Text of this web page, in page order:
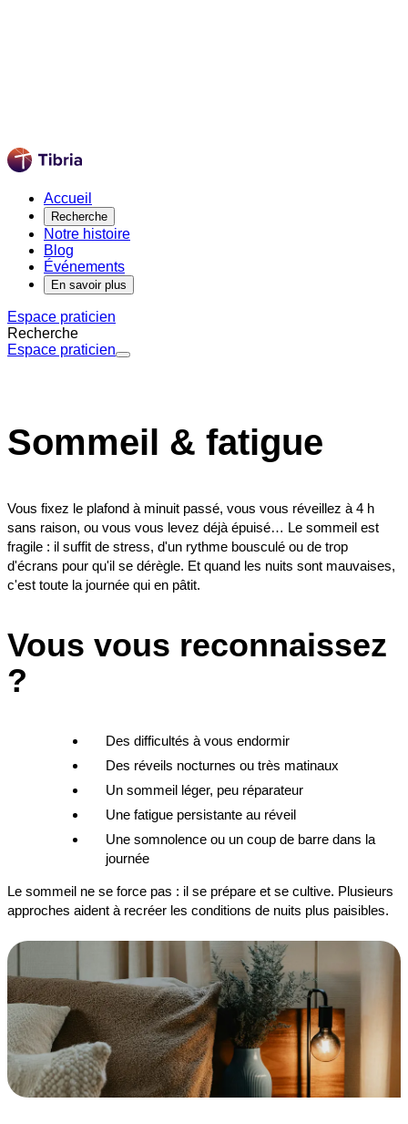
Accueil
Recherche
Notre histoire
Blog
Événements
En savoir plus
Espace praticien
Recherche
Espace praticien
Sommeil & fatigue
Vous fixez le plafond à minuit passé, vous vous réveillez à 4 h
sans raison, ou vous vous levez déjà épuisé… Le sommeil est
fragile : il suffit de stress, d'un rythme bousculé ou de trop
d'écrans pour qu'il se dérègle. Et quand les nuits sont mauvaises,
c'est toute la journée qui en pâtit.
Vous vous reconnaissez
?
Des difficultés à vous endormir
Des réveils nocturnes ou très matinaux
Un sommeil léger, peu réparateur
Une fatigue persistante au réveil
Une somnolence ou un coup de barre dans la
journée
Le sommeil ne se force pas : il se prépare et se cultive. Plusieurs
approches aident à recréer les conditions de nuits plus paisibles.